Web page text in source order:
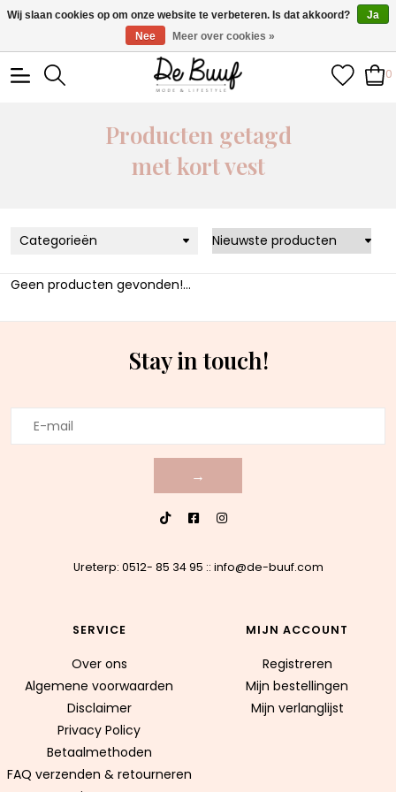
• Wekelijks nieuwe items • Gratis verzending >€100,- •
Verzonden binnen 1-3 werkdagen
0
Producten getagd
met kort vest
Categorieën
Geen producten gevonden!...
Stay in touch!
→
Ureterp: 0512- 85 34 95 :: info@de-buuf.com
SERVICE
Over ons
Algemene voorwaarden
Disclaimer
Privacy Policy
Betaalmethoden
FAQ verzenden & retourneren
MIJN ACCOUNT
Registreren
Mijn bestellingen
Mijn verlanglijst
Wij slaan cookies op om onze website te verbeteren. Is dat akkoord?
Ja
Nee
Meer over cookies »